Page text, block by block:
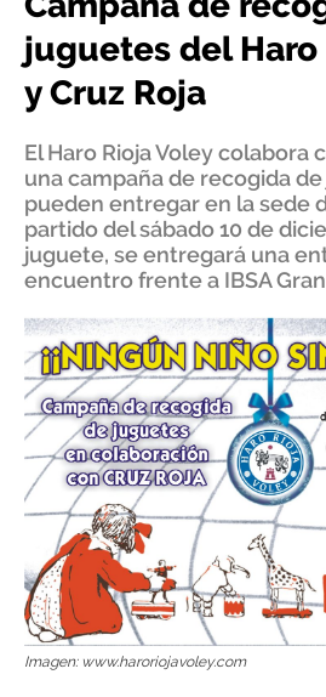
juguetes del Haro
y Cruz Roja
El Haro Rioja Voley colabora
una campaña de recogida
pueden entregar en la sede
partido del sábado 10 de
juguete, se entregará una
encuentro frente a IBSA
Imagen: www.haroriojavoley.com